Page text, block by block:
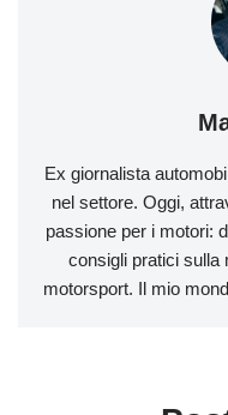
Ex giornalista
nel settore. Oggi,
passione per i motori:
consigli pratici sulla
motorsport. Il mio